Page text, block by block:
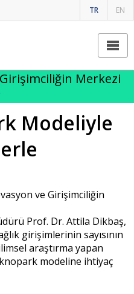
TR EN
Merkezi
Modeliyle
ve Girişimciliğin
Prof. Dr. Attila Dikbaş,
girişimlerinin sayısının
araştırma yapan
modeline ihtiyaç